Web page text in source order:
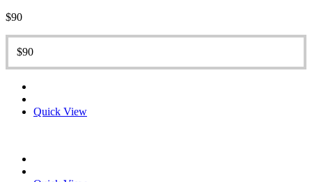
$90
$90
Quick View